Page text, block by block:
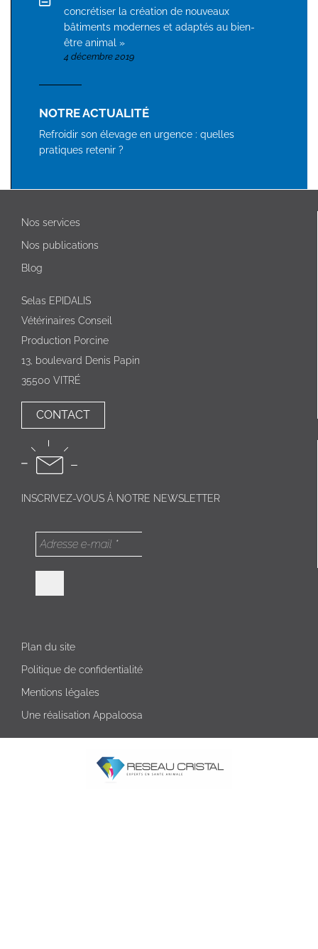
concrétiser la création de nouveaux
bâtiments modernes et adaptés au bien-
être animal »
4 décembre 2019
NOTRE ACTUALITÉ
Refroidir son élevage en urgence : quelles
pratiques retenir ?
Nos services
Nos publications
Blog
Selas EPIDALIS
Vétérinaires Conseil
Production Porcine
13, boulevard Denis Papin
35500 VITRÉ
CONTACT
INSCRIVEZ-VOUS À NOTRE NEWSLETTER
Plan du site
Politique de confidentialité
Mentions légales
Une réalisation Appaloosa